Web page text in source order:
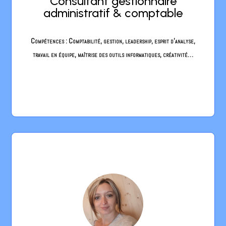
Consultant gestionnaire
Compétences : Comptabilité, gestion, leadership, esprit d’analyse,
m'investir auprès des TPE, PME ou
Indépendants. Je propose aux professionnels de
office en fonction de leurs besoins réels.
Flexibilité, polyvalence, disponibilité, expert, un
Forte de 9 années d’expérience en téléphonie,
dont 2 consacrées au contrôle qualité des appels,